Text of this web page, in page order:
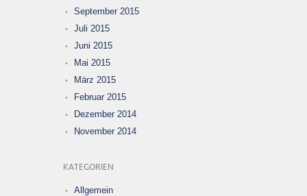
September 2015
Juli 2015
Juni 2015
Mai 2015
März 2015
Februar 2015
Dezember 2014
November 2014
KATEGORIEN
Allgemein